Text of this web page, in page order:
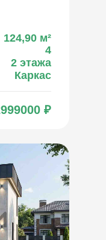
124,90 м²
4
2 этажа
Каркас
₽